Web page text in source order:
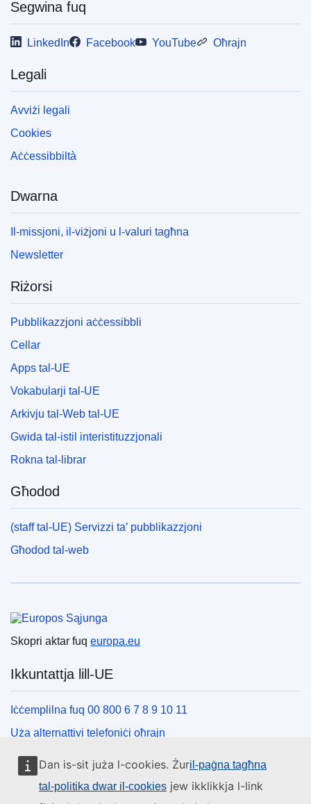
Dan is-sit juża l-cookies. Żuril-paġna tagħna
tal-politika dwar il-cookies jew ikklikkja l-link
Segwina fuq
LinkedIn Facebook YouTube Oħrajn
Legali
Avviżi legali
Cookies
Aċċessibbiltà
Dwarna
Il-missjoni, il-viżjoni u l-valuri tagħna
Newsletter
Riżorsi
Pubblikazzjoni aċċessibbli
Cellar
Apps tal-UE
Vokabularji tal-UE
Arkivju tal-Web tal-UE
Gwida tal-istil interistituzzjonali
Rokna tal-librar
Għodod
(staff tal-UE) Servizzi ta’ pubblikazzjoni
Għodod tal-web
Skopri aktar fuq europa.eu
Ikkuntattja lill-UE
Iċċemplilna fuq 00 800 6 7 8 9 10 11
Uża alternattivi telefoniċi oħrajn
Iktbilna permezz tal-formola ta’ kuntatt tagħna
Iltaqa’ magħna f’wieħed miċ-ċentri tal-UE